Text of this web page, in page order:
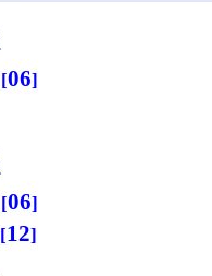
06
06
12